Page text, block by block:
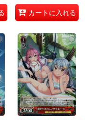
カートに入れる